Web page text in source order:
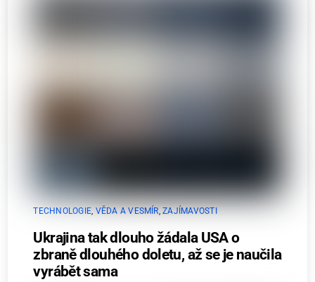
TECHNOLOGIE VĚDA A VESMÍR ,ZAJÍMAVOSTI
Ukrajina tak dlouho žádala USA o
zbraně dlouhého doletu, až se je naučila
vyrábět sama